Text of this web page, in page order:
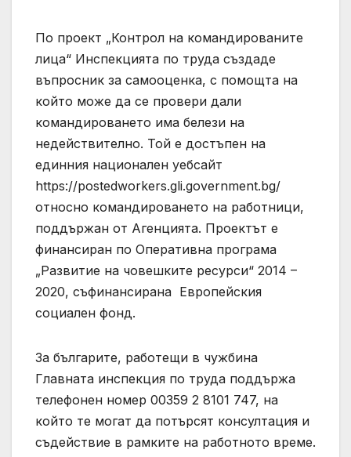
По проект „Контрол на командированите
лица“ Инспекцията по труда създаде
въпросник за самооценка, с помощта на
който може да се провери дали
командироването има белези на
недействително. Той е достъпен на
единния национален уебсайт
https://postedworkers.gli.government.bg/
относно командироването на работници,
поддържан от Агенцията. Проектът е
финансиран по Оперативна програма
„Развитие на човешките ресурси“ 2014 –
2020, съфинансирана Европейския
социален фонд.
За българите, работещи в чужбина
Главната инспекция по труда поддържа
телефонен номер 00359 2 8101 747, на
който те могат да потърсят консултация и
съдействие в рамките на работното време.